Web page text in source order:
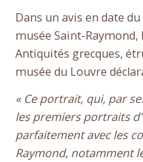
Dans un avis en date
musée Saint-
Antiquités grecques,
musée du Louvre
« Ce portrait, qui, par
les premiers portraits
parfaitement avec les
Raymond, notamment